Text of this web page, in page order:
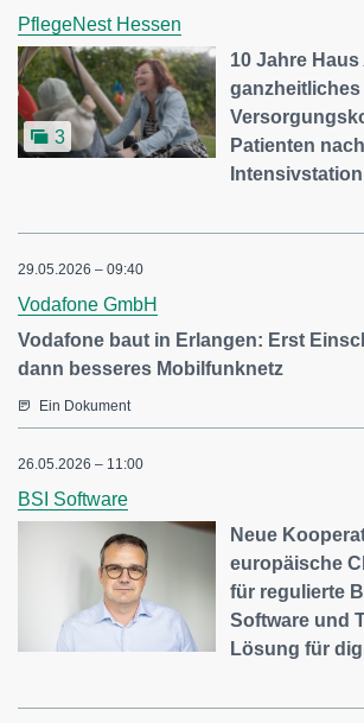
PflegeNest Hessen
3
10 Jahre Haus
ganzheitliches
Patienten
Intensivstation
29.05.2026 – 09:40
Vodafone GmbH
Vodafone baut in Erlangen: Erst
dann besseres Mobilfunknetz
Ein Dokument
26.05.2026 – 11:00
BSI Software
Neue
europäische
für regulierte
Software und
Lösung für